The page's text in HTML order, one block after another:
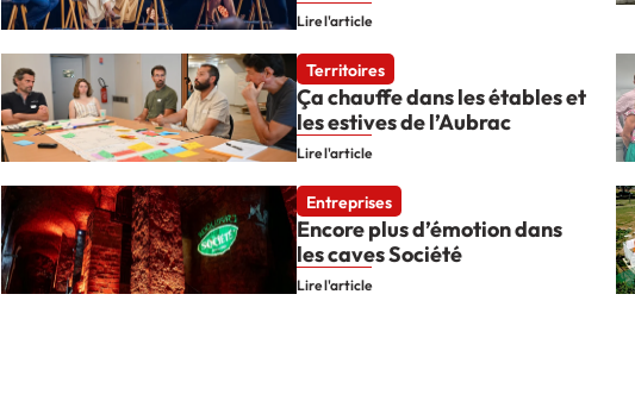
Lire l'article
Territoires
Ça chauffe dans les étables et
les estives de l’Aubrac
Lire l'article
Entreprises
Encore plus d’émotion dans
les caves Société
Lire l'article